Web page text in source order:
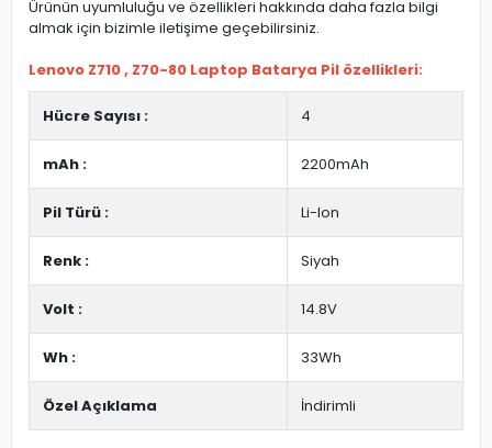
Ürünün uyumluluğu ve özellikleri hakkında daha fazla bilgi
almak için bizimle iletişime geçebilirsiniz.
Lenovo Z710 , Z70-80 Laptop Batarya Pil özellikleri:
Hücre Sayısı : 4
mAh : 2200mAh
Pil Türü : Li-Ion
Renk : Siyah
Volt : 14.8V
Wh : 33Wh
Özel Açıklama İndirimli